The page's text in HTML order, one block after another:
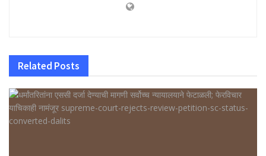
Related Posts